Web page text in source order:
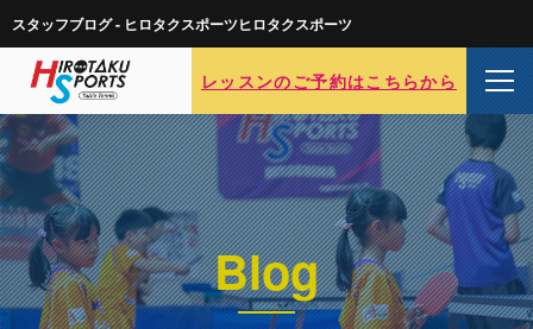
スタッフブログ - ヒロタクスポーツヒロタクスポーツ
レッスンのご予約はこちらから
Blog